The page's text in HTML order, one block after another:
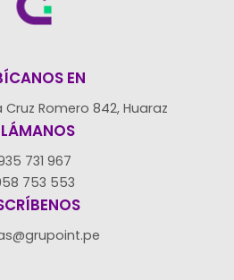
EN
Romero 842, Huaraz
731 967
753 553